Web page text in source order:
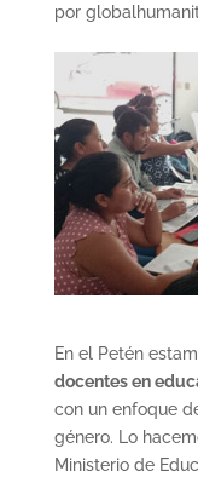
por
En el Petén
docentes en
con un enfoque
género. Lo
Ministerio de